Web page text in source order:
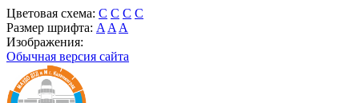
Цветовая схема: C C C C
Размер шрифта: A A A
Изображения:
Обычная версия сайта